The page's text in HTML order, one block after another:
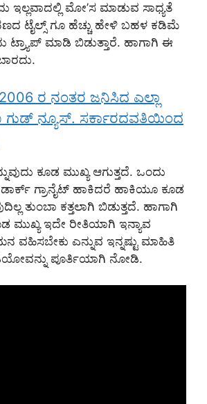
ಮೋ’ಸ ಮಾಡುವ ಸಾಧ್ಯತೆ
ಟೈಲ್ಸ್ ಗೂ ಹೆಚ್ಚು ಹೇಳಿ ಬಹಳ ಕಡಿಮೆ
ಟ್ರ್ಯಾಪ್ ಮಾಡಿ ಬಿಡುತ್ತಾರೆ. ಹಾಗಾಗಿ ಈ
2006 ರ ನಂತರ ಜನಿಸಿದ ಎಲ್ಲಾ
ಗುಡ್ ನ್ಯೂಸ್. ಸರ್ಕಾರದವತಿಯಿಂದ
ಕೂಡ ಮುಖ್ಯ ಆಗುತ್ತದೆ. ಒಂದು
ಗ್ರಾನೈಟ್ ಹಾಕಿದರೆ ಹಾಕಿಯೂ ಕೂಡ
ತುಂಬಾ ಕತ್ತಲಾಗಿ ಬಿಡುತ್ತದೆ. ಹಾಗಾಗಿ
ಮುಖ್ಯ ಇದೇ ರೀತಿಯಾಗಿ ಇನ್ಯಾವ
ವಹಿಸಬೇಕು ಎನ್ನುವ ಇನ್ನಷ್ಟು ಮಾಹಿತಿ
ಪೂರ್ತಿಯಾಗಿ ನೋಡಿ.